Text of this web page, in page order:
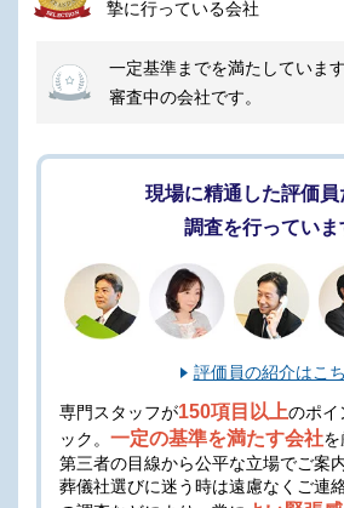
摯に行っている会社
一定基準までを満たしていま
審査中の会社です。
現場に精通した評価員
調査を行っていま
評価員の紹介はこ
専門スタッフが150項目以上のポイ
ック。 一定の基準を満たす会社を
第三者の目線から公平な立場でご案
葬儀社選びに迷う時は遠慮なくご連